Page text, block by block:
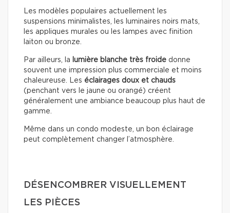
Les modèles populaires actuellement les
suspensions minimalistes, les luminaires noirs mats,
les appliques murales ou les lampes avec finition
laiton ou bronze.
Par ailleurs, la lumière blanche très froide donne
souvent une impression plus commerciale et moins
chaleureuse. Les éclairages doux et chauds
(penchant vers le jaune ou orangé) créent
généralement une ambiance beaucoup plus haut de
gamme.
Même dans un condo modeste, un bon éclairage
peut complètement changer l’atmosphère.
DÉSENCOMBRER VISUELLEMENT
LES PIÈCES